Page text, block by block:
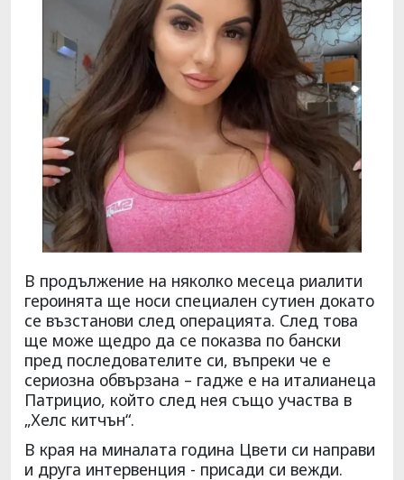
В продължение на няколко месеца риалити
героинята ще носи специален сутиен докато
се възстанови след операцията. След това
ще може щедро да се показва по бански
пред последователите си, въпреки че е
сериозна обвързана – гадже е на италианеца
Патрицио, който след нея също участва в
„Хелс китчън“.
В края на миналата година Цвети си направи
и друга интервенция - присади си вежди.